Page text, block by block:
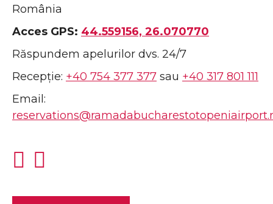
România
Acces GPS: 44.559156, 26.070770
Răspundem apelurilor dvs. 24/7
Recepție: +40 754 377 377 sau +40 317 801 111
Email: